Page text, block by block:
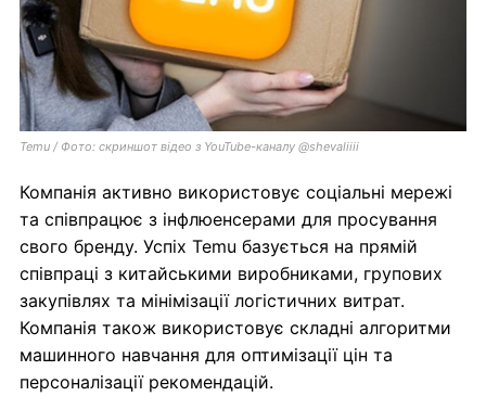
Temu / Фото: скриншот відео з YouTube-каналу @shevaliiii
Компанія активно використовує соціальні мережі
та співпрацює з інфлюенсерами для просування
свого бренду. Успіх Temu базується на прямій
співпраці з китайськими виробниками, групових
закупівлях та мінімізації логістичних витрат.
Компанія також використовує складні алгоритми
машинного навчання для оптимізації цін та
персоналізації рекомендацій.